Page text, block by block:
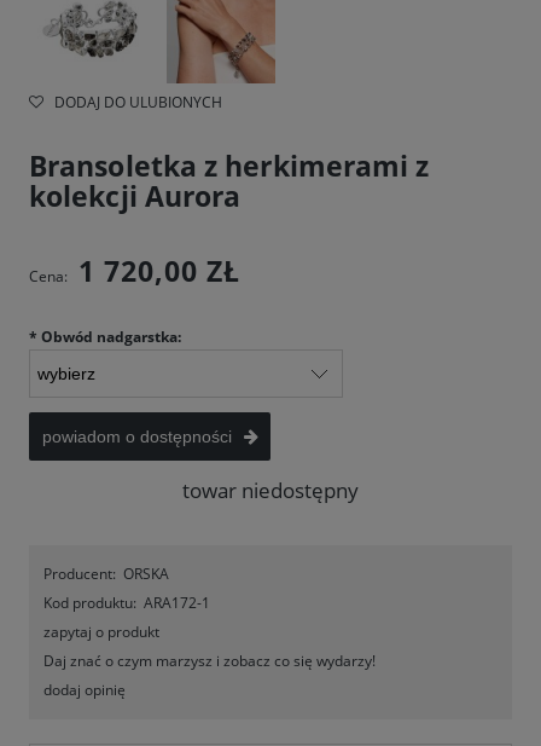
DODAJ DO ULUBIONYCH
Bransoletka z herkimerami z
kolekcji Aurora
Cena: 1 720,00 ZŁ
* Obwód nadgarstka:
powiadom o dostępności
towar niedostępny
Producent: ORSKA
Kod produktu: ARA172-1
zapytaj o produkt
Daj znać o czym marzysz i zobacz co się wydarzy!
dodaj opinię